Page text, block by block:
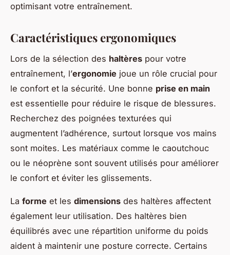
optimisant votre entraînement.
Caractéristiques ergonomiques
Lors de la sélection des haltères pour votre
entraînement, l’ergonomie joue un rôle crucial pour
le confort et la sécurité. Une bonne prise en main
est essentielle pour réduire le risque de blessures.
Recherchez des poignées texturées qui
augmentent l’adhérence, surtout lorsque vos mains
sont moites. Les matériaux comme le caoutchouc
ou le néoprène sont souvent utilisés pour améliorer
le confort et éviter les glissements.
La forme et les dimensions des haltères affectent
également leur utilisation. Des haltères bien
équilibrés avec une répartition uniforme du poids
aident à maintenir une posture correcte. Certains